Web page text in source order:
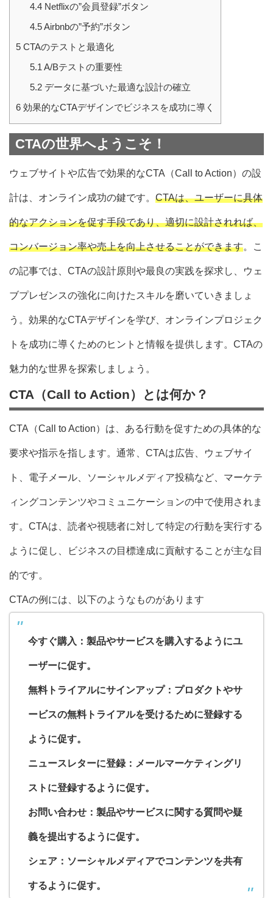
4.4Netflixの”会員登録”ボタン
4.5Airbnbの”予約”ボタン
5 CTAのテストと最適化
5.1 A/Bテストの重要性
5.2データに基づいた最適な設計の確立
6 効果的なCTAデザインでビジネスを成功に導く
CTAの世界へようこそ！
ウェブサイトや広告で効果的なCTA（Call to Action）の設
計は、オンライン成功の鍵です。 CTAは、ユーザーに具体
的なアクションを促す手段であり、適切に設計されれば、
コンバージョン率や売上を向上させることができます。こ
の記事では、CTAの設計原則や最良の実践を探求し、ウェ
ブプレゼンスの強化に向けたスキルを磨いていきましょ
う。効果的なCTAデザインを学び、オンラインプロジェク
トを成功に導くためのヒントと情報を提供します。CTAの
魅力的な世界を探索しましょう。
CTA（Call to Action）とは何か？
CTA（Call to Action）は、ある行動を促すための具体的な
要求や指示を指します。通常、CTAは広告、ウェブサイ
ト、電子メール、ソーシャルメディア投稿など、マーケテ
ィングコンテンツやコミュニケーションの中で使用されま
す。CTAは、読者や視聴者に対して特定の行動を実行する
ように促し、ビジネスの目標達成に貢献することが主な目
的です。
CTAの例には、以下のようなものがあります
今すぐ購入：製品やサービスを購入するようにユ
ーザーに促す。
無料トライアルにサインアップ：プロダクトやサ
ービスの無料トライアルを受けるために登録する
ように促す。
ニュースレターに登録：メールマーケティングリ
ストに登録するように促す。
お問い合わせ：製品やサービスに関する質問や疑
義を提出するように促す。
シェア：ソーシャルメディアでコンテンツを共有
するように促す。